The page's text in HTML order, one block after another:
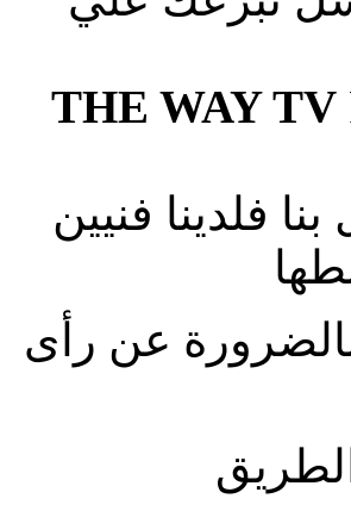
THE WAY TV
فلدينا فنيين
بالضرورة عن رأى